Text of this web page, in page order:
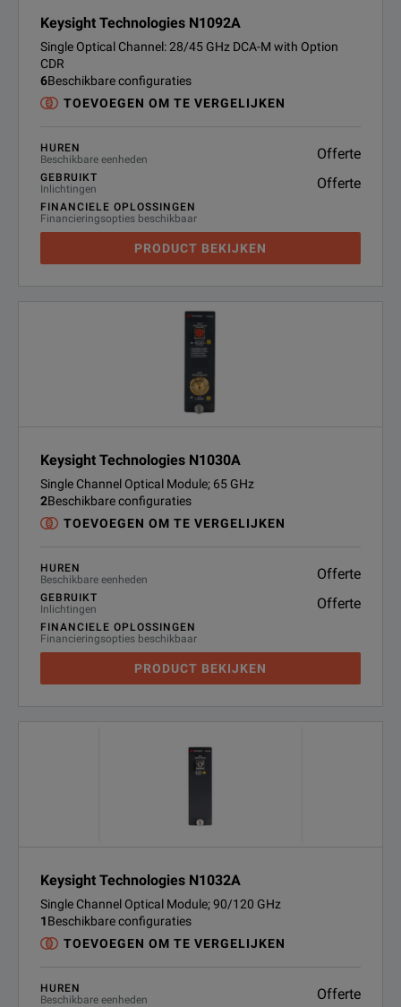
Keysight Technologies N1092A
Single Optical Channel: 28/45 GHz DCA-M with Option
CDR
6Beschikbare configuraties
TOEVOEGEN OM TE VERGELIJKEN
HUREN
Beschikbare eenheden
Offerte
GEBRUIKT
Inlichtingen
Offerte
FINANCIELE OPLOSSINGEN
Financieringsopties beschikbaar
PRODUCT BEKIJKEN
Keysight Technologies N1030A
Single Channel Optical Module; 65 GHz
2Beschikbare configuraties
TOEVOEGEN OM TE VERGELIJKEN
HUREN
Beschikbare eenheden
Offerte
GEBRUIKT
Inlichtingen
Offerte
FINANCIELE OPLOSSINGEN
Financieringsopties beschikbaar
PRODUCT BEKIJKEN
Keysight Technologies N1032A
Single Channel Optical Module; 90/120 GHz
1Beschikbare configuraties
TOEVOEGEN OM TE VERGELIJKEN
HUREN
Beschikbare eenheden
Offerte